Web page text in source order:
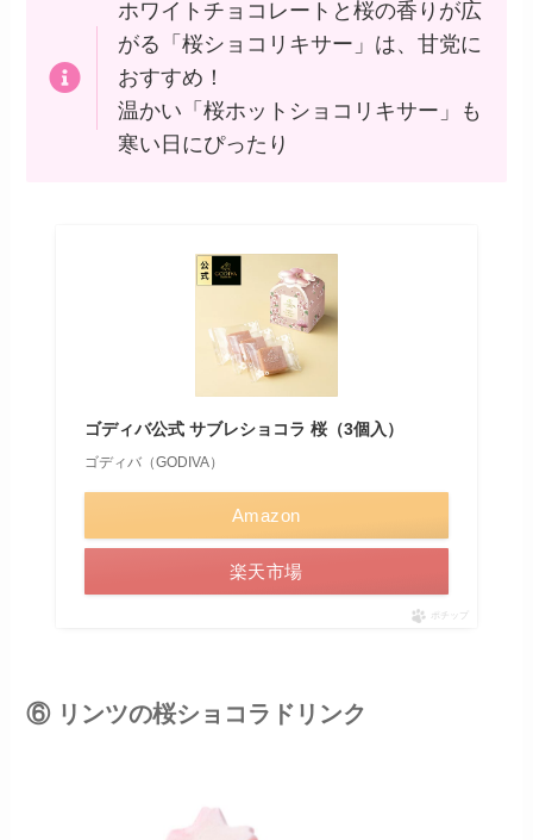
ホワイトチョコレートと桜の香りが広
がる「桜ショコリキサー」は、甘党に
おすすめ！
温かい「桜ホットショコリキサー」も
寒い日にぴったり
ゴディバ公式 サブレショコラ 桜（3個入）
ゴディバ（GODIVA）
Amazon
楽天市場
ポチップ
⑥ リンツの桜ショコラドリンク